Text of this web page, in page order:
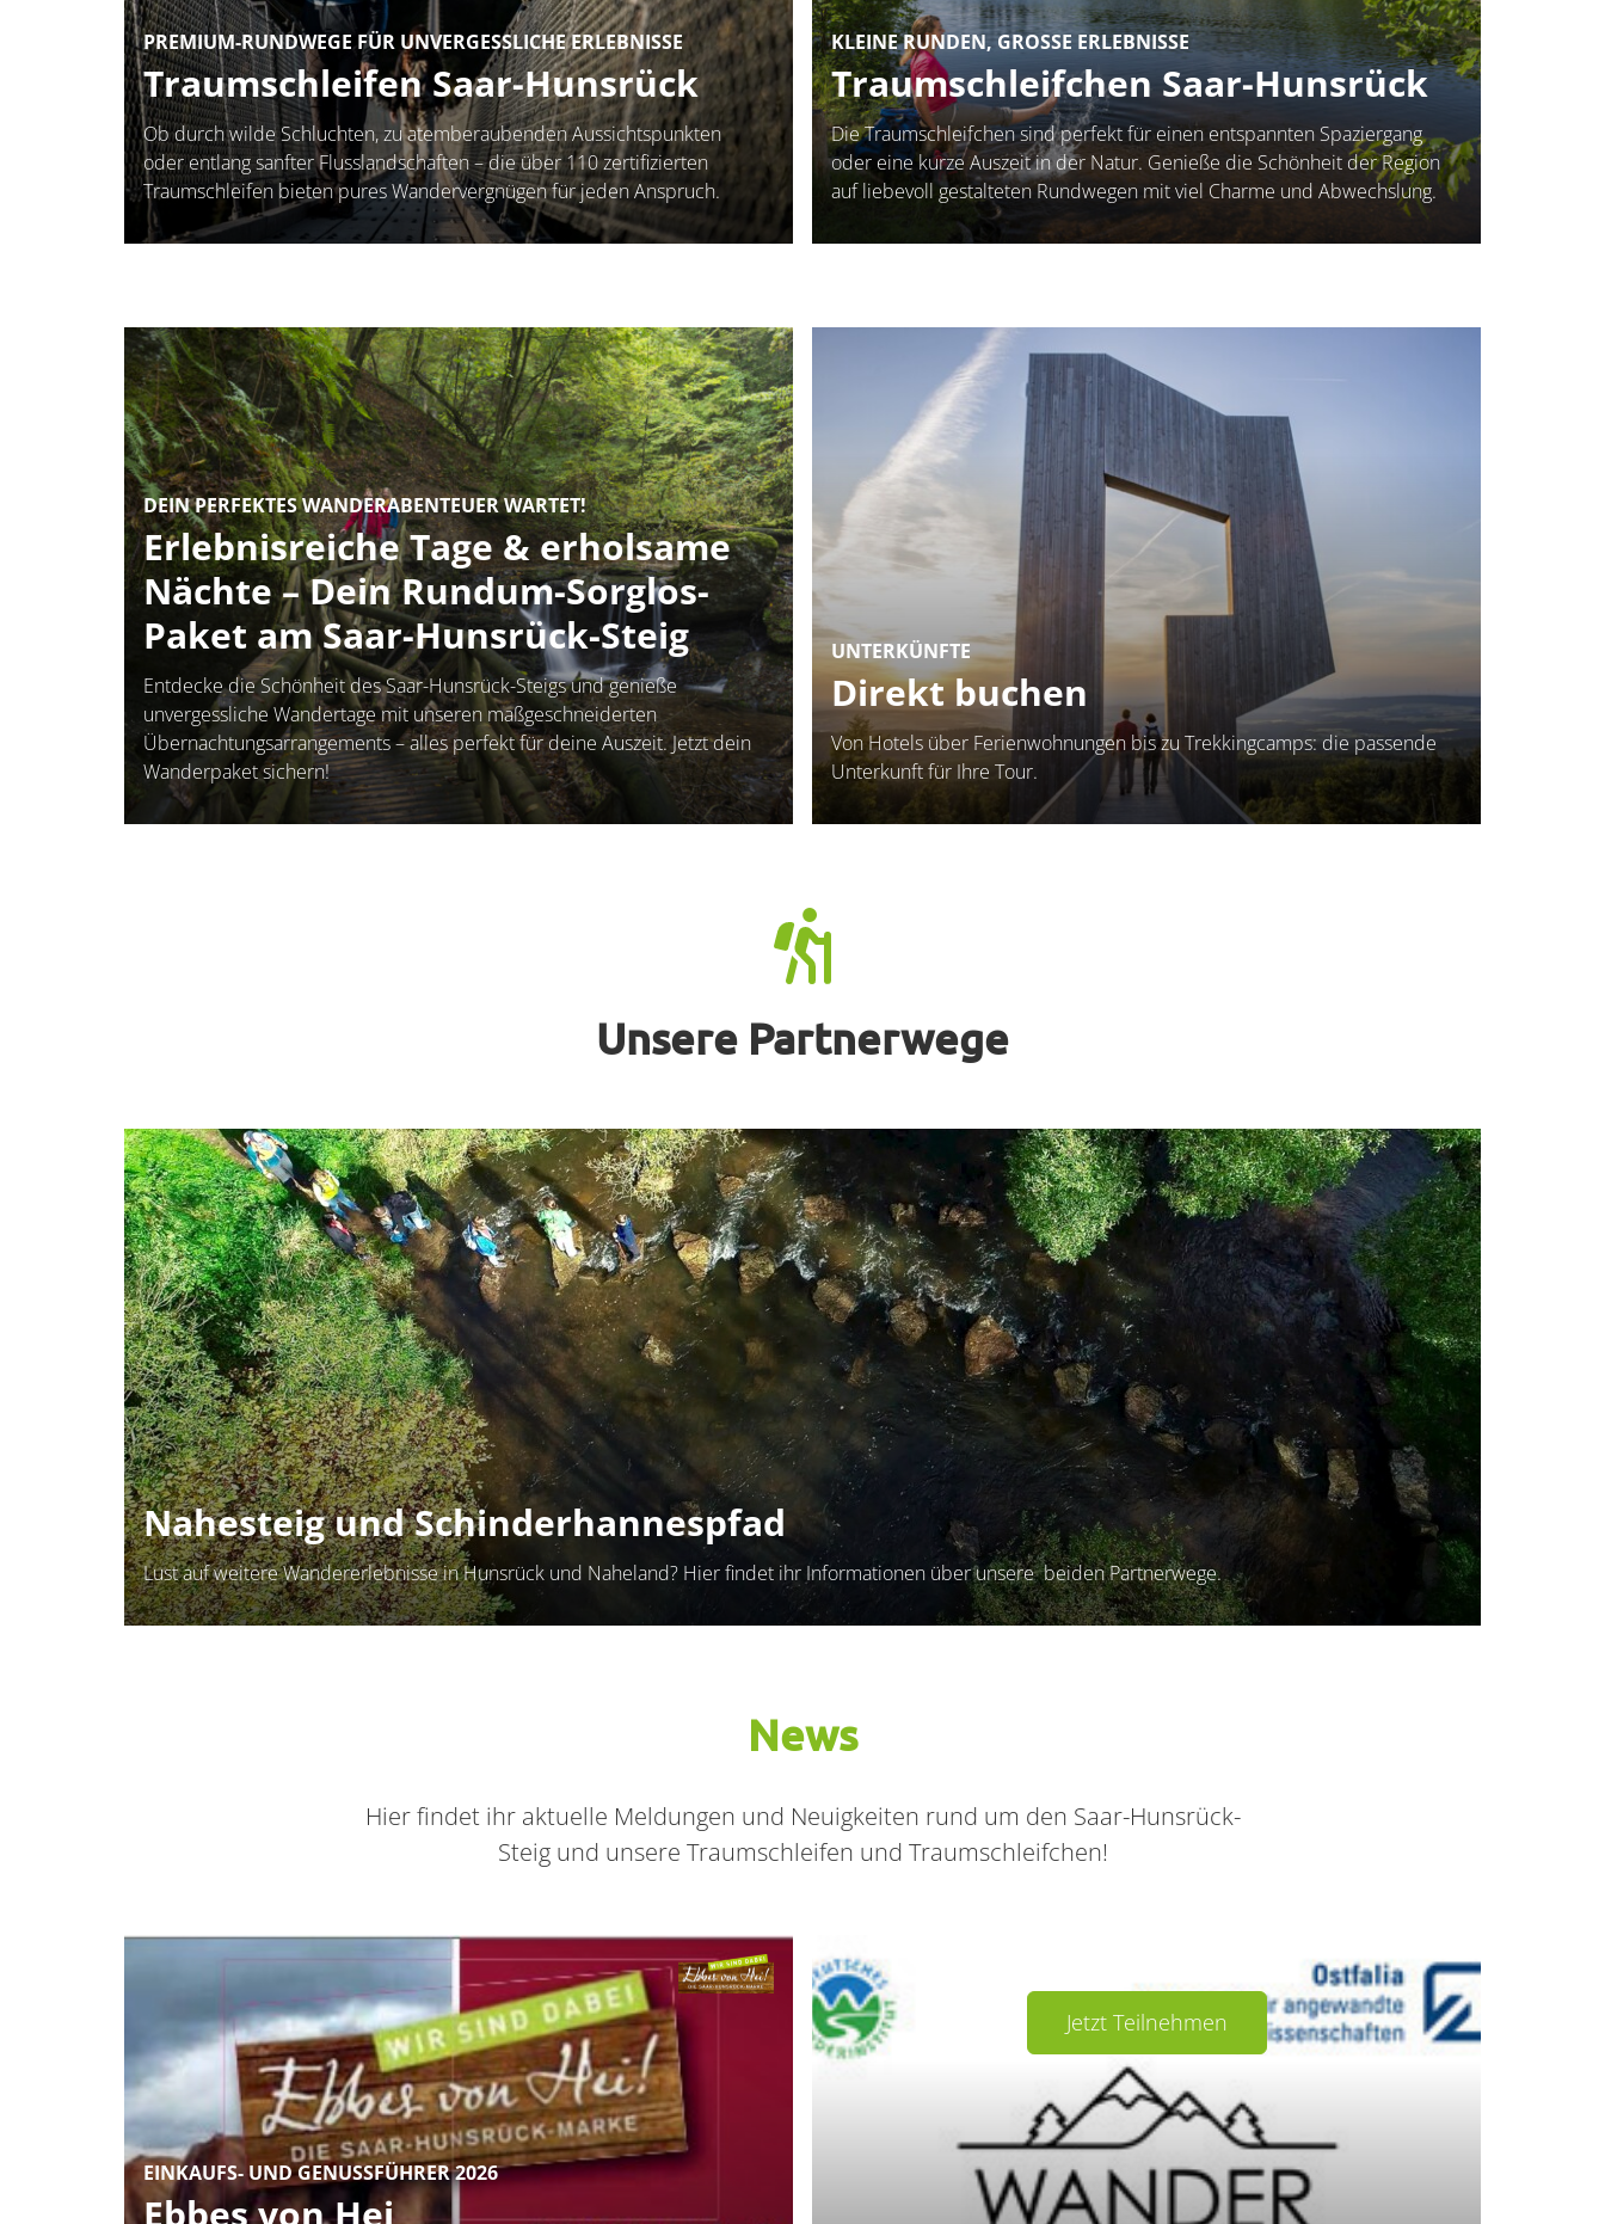
PREMIUM-RUNDWEGE FÜR UNVERGESSLICHE ERLEBNISSE
Traumschleifen Saar-Hunsrück
Ob durch wilde Schluchten, zu atemberaubenden Aussichtspunkten
oder entlang sanfter Flusslandschaften – die über 110 zertifizierten
Traumschleifen bieten pures Wandervergnügen für jeden Anspruch.
KLEINE RUNDEN, GROSSE ERLEBNISSE
Traumschleifchen Saar-Hunsrück
Die Traumschleifchen sind perfekt für einen entspannten Spaziergang
oder eine kurze Auszeit in der Natur. Genieße die Schönheit der Region
auf liebevoll gestalteten Rundwegen mit viel Charme und Abwechslung.
DEIN PERFEKTES WANDERABENTEUER WARTET!
Erlebnisreiche Tage & erholsame
Nächte – Dein Rundum-Sorglos-
Paket am Saar-Hunsrück-Steig
Entdecke die Schönheit des Saar-Hunsrück-Steigs und genieße
unvergessliche Wandertage mit unseren maßgeschneiderten
Übernachtungsarrangements – alles perfekt für deine Auszeit. Jetzt dein
Wanderpaket sichern!
UNTERKÜNFTE
Direkt buchen
Von Hotels über Ferienwohnungen bis zu Trekkingcamps: die passende
Unterkunft für Ihre Tour.
Unsere Partnerwege
Nahesteig und Schinderhannespfad
Lust auf weitere Wandererlebnisse in Hunsrück und Naheland? Hier findet ihr Informationen über unsere beiden Partnerwege.
News
Hier findet ihr aktuelle Meldungen und Neuigkeiten rund um den Saar-Hunsrück-
Steig und unsere Traumschleifen und Traumschleifchen!
EINKAUFS- UND GENUSSFÜHRER 2026
Ebbes von Hei
Jetzt Teilnehmen